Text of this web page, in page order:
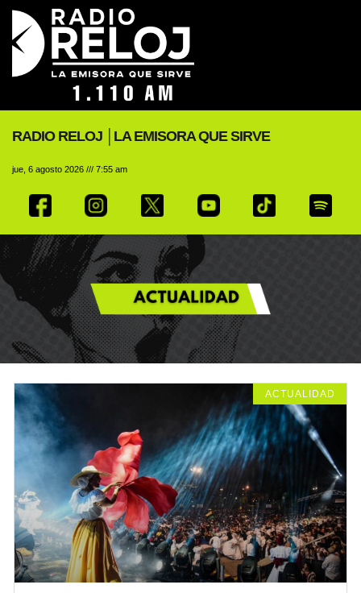
RADIO RELOJ │LA EMISORA QUE SIRVE
jue, 6 agosto 2026 /// 7:55 am
ACTUALIDAD